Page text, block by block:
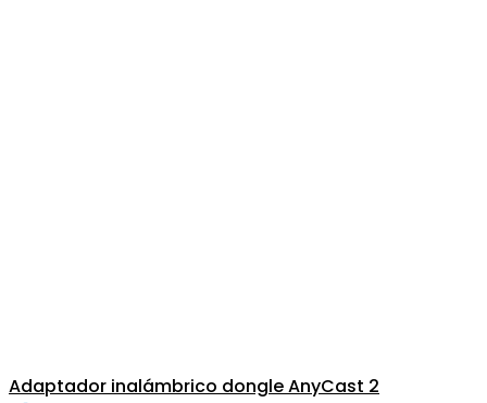
Adaptador inalámbrico dongle AnyCast 2